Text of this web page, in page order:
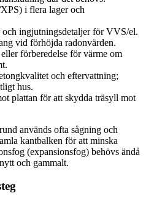
i flera lager och
och ingjutningsdetaljer för VVS/el.
vid förhöjda radonvärden.
förberedelse för värme om
och eftervattning;
hus.
plattan för att skydda träsyll mot
används ofta sågning och
kantbalken för att minska
(expansionsfog) behövs ändå
och gammalt.